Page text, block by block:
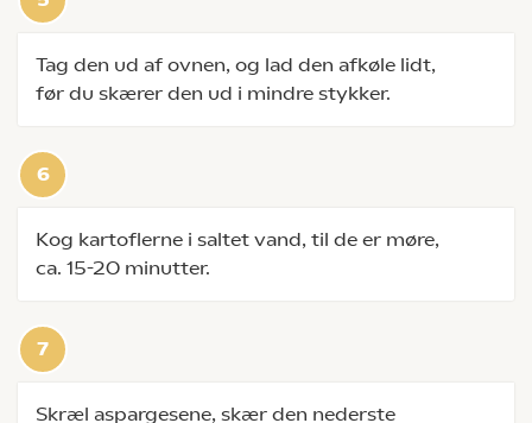
Tag den ud af ovnen, og lad den afkøle lidt,
før du skærer den ud i mindre stykker.
Kog kartoflerne i saltet vand, til de er møre,
ca. 15-20 minutter.
Skræl aspargesene, skær den nederste